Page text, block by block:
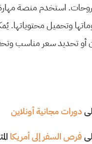
استخدم منصة
وتحميل محتوياتها.
أو تحديد سعر مناسب
دورات مجانية أونلاين
فرص السفر إلى أمريكا